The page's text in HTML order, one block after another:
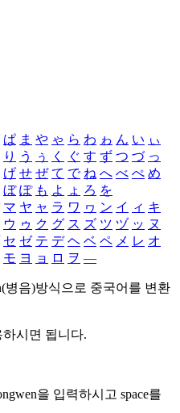
ぱ ま や ゃ ら わ ゎ ん い ぃ
り う ぅ く ぐ す ず つ づ っ
げ せ ぜ て で ね へ べ ぺ め
ぼ ぽ も よ ょ ろ を
マ ヤ ャ ラ ワ ヮ ン イ ィ キ
ウ ゥ ク グ ス ズ ツ ヅ ッ ヌ
セ ゼ テ デ ヘ ベ ペ メ レ オ
モ ヨ ョ ロ ヲ ―
병음)방식으로 중국어를 변환
시면 됩니다.
을 입력하시고 space를